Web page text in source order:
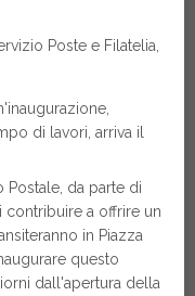
Poste e Filatelia,
di lavori, arriva il
Postale, da parte di
contribuire a offrire un
in Piazza
questo
dall'apertura della